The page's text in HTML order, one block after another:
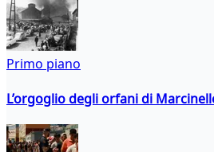
Primo piano
L’orgoglio degli orfani di